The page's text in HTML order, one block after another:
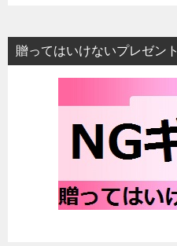
贈ってはいけないプレゼント